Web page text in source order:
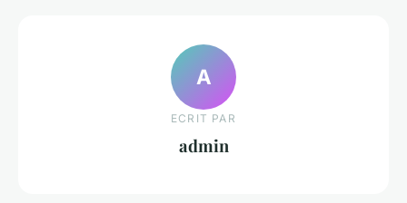
A
ECRIT PAR
admin